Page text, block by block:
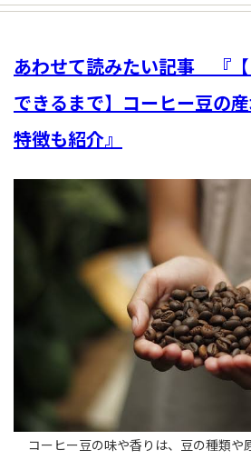
あわせて読みたい記事 『
できるまで】コーヒー豆の
特徴も紹介』
コーヒー豆の味や香りは、豆の種類や